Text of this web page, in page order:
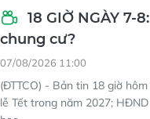
18 GIỜ NGÀY
chung cư?
07/08/2026 11:00
(ĐTTCO) - Bản tin 18 giờ
lễ Tết trong năm 2027;